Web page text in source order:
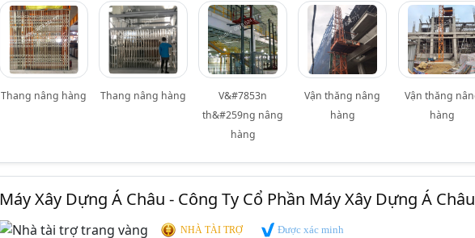
Thang nâng hàng Thang nâng hàng
V&#7853n
th&#259ng nâng
hàng
Vận thăng nâng
hàng
Vận thăng
hàng
Máy Xây Dựng Á Châu - Công Ty Cổ Phần Máy Xây Dựng Á Châu
NHÀ TÀI TRỢ Được xác minh